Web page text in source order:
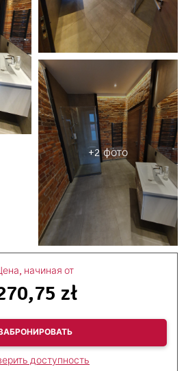
+2 фото
начиная от
zł
доступность